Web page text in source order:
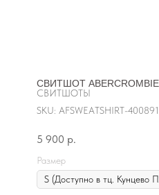
СВИТШОТ ABERCROMBIE
СВИТШОТЫ
SKU: AFSWEATSHIRT-400891
5 900 р.
Размер